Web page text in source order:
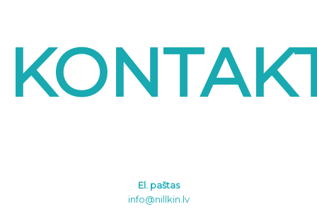
El. paštas
info@nillkin.lv